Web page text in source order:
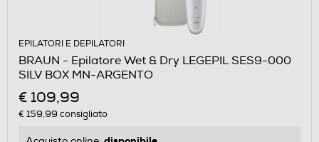
EPILATORI E DEPILATORI
BRAUN - Epilatore Wet & Dry LEGEPIL SES9-000
SILV BOX MN-ARGENTO
€ 109,99
€ 159,99 consigliato